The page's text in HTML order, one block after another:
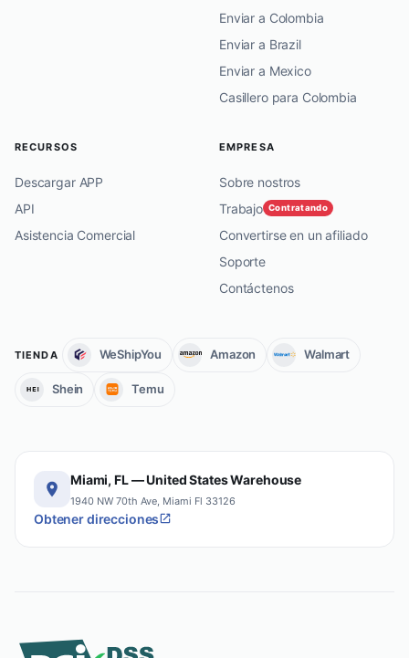
Enviar a Colombia
Enviar a Brazil
Enviar a Mexico
Casillero para Colombia
RECURSOS
Descargar APP
API
Asistencia Comercial
EMPRESA
Sobre nostros
Trabajo Contratando
Convertirse en un afiliado
Soporte
Contáctenos
TIENDA WeShipYou Amazon Walmart
Shein Temu
Miami, FL — United States Warehouse
1940 NW 70th Ave, Miami Fl 33126
Obtener direcciones